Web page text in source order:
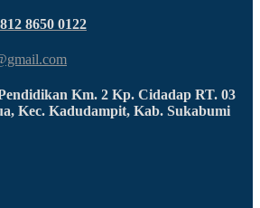
8650 0122
Km. 2 Kp. Cidadap RT. 03
Kec. Kadudampit, Kab. Sukabumi